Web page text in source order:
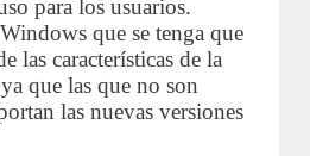
para los usuarios.
que se tenga que
las características de la
que las que no son
las nuevas versiones